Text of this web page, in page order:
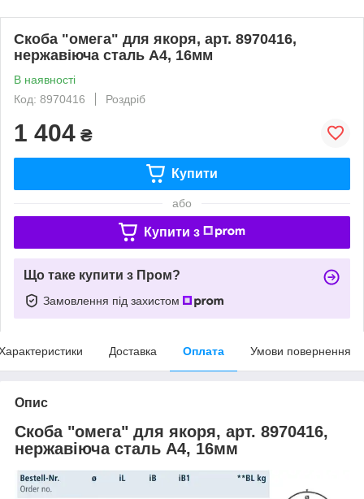
Скоба "омега" для якоря, арт. 8970416,
нержавіюча сталь А4, 16мм
В наявності
Код: 8970416
Роздріб
1 404 ₴
Купити
або
Купити з
Що таке купити з Пром?
Замовлення під захистом
Доставка Оплата Умови повернення
Опис
Скоба "омега" для якоря, арт. 8970416,
нержавіюча сталь А4, 16мм